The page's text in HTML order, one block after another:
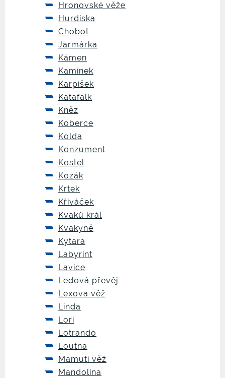
Hronovské věže
Hurdiska
Chobot
Jarmárka
Kámen
Kamínek
Karpíšek
Katafalk
Kněz
Koberce
Kolda
Konzument
Kostel
Kozák
Krtek
Křiváček
Kvaků král
Kvakyně
Kytara
Labyrint
Lavice
Ledová převěj
Lexova věž
Linda
Lori
Lotrando
Loutna
Mamutí věž
Mandolína